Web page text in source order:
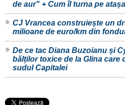
de aur" + Cum îl turna pe
CJ Vrancea construiește un
milioane de euro/km din
De ce tac Diana Buzoianu și
bălților toxice de la Glina care
sudul Capitalei